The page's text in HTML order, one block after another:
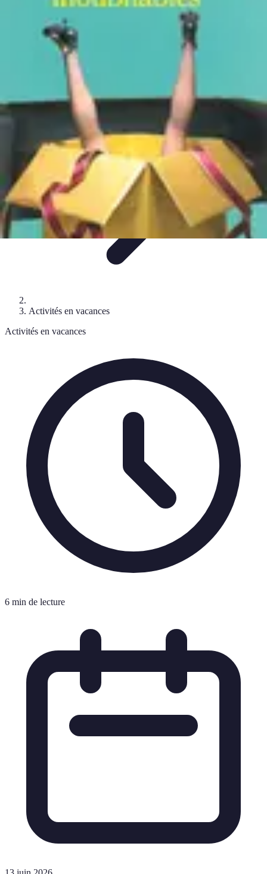
Vacances Inoubliables
PlanificationDestinations Famille
ActivitésConseils et Astuces
Vacances Inoubliables
Activités en vacances
Activités en vacances
6 min de lecture